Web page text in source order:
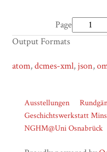
Page
Output Formats
atom,dcmes-xml, json,
Ausstellungen
Geschichtswerkstatt
NGHM@Uni Osnabrück